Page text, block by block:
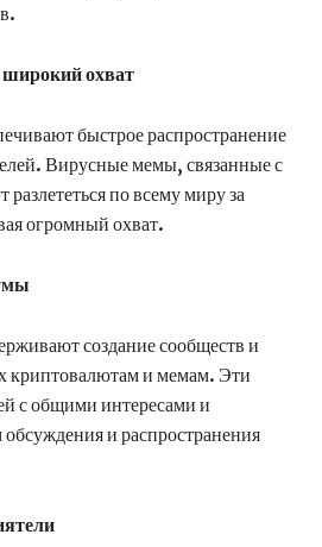
охват
быстрое распространение
Вирусные мемы, связанные с
по всему миру за
огромный охват.
создание сообществ и
криптовалютам и мемам. Эти
с общими интересами и
обсуждения и распространения